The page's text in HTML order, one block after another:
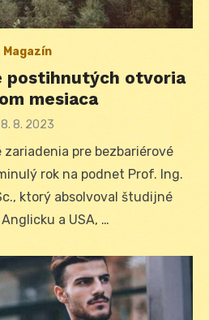
Magazín
postihnutých otvoria
mesiaca
Posted
8. 8. 2023
pre bezbariérové
rok na podnet Prof. Ing.
ktorý absolvoval študijné
a USA, …